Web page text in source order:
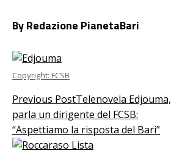
By Redazione PianetaBari
Copyright: FCSB
Previous PostTelenovela Edjouma,
parla un dirigente del FCSB:
“Aspettiamo la risposta del Bari”